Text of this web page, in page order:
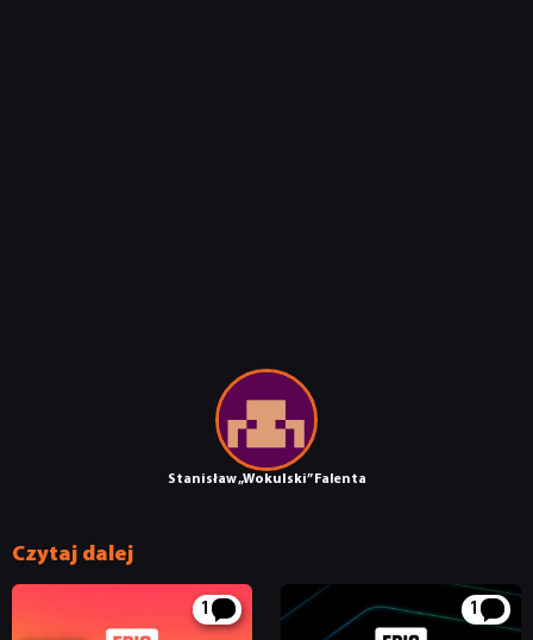
Stanisław „Wokulski” Falenta
Czytaj dalej
1 1